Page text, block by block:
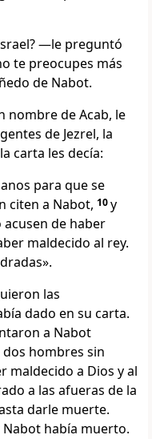
—le preguntó
te preocupes más
de Nabot.
nombre de Acab, le
de Jezrel, la
carta les decía:
para que se
citen a Nabot, 10y
de haber
maldecido al rey.
las
dado en su carta.
a Nabot
dos hombres sin
maldecido a Dios y al
a las afueras de la
darle muerte.
Nabot había muerto.